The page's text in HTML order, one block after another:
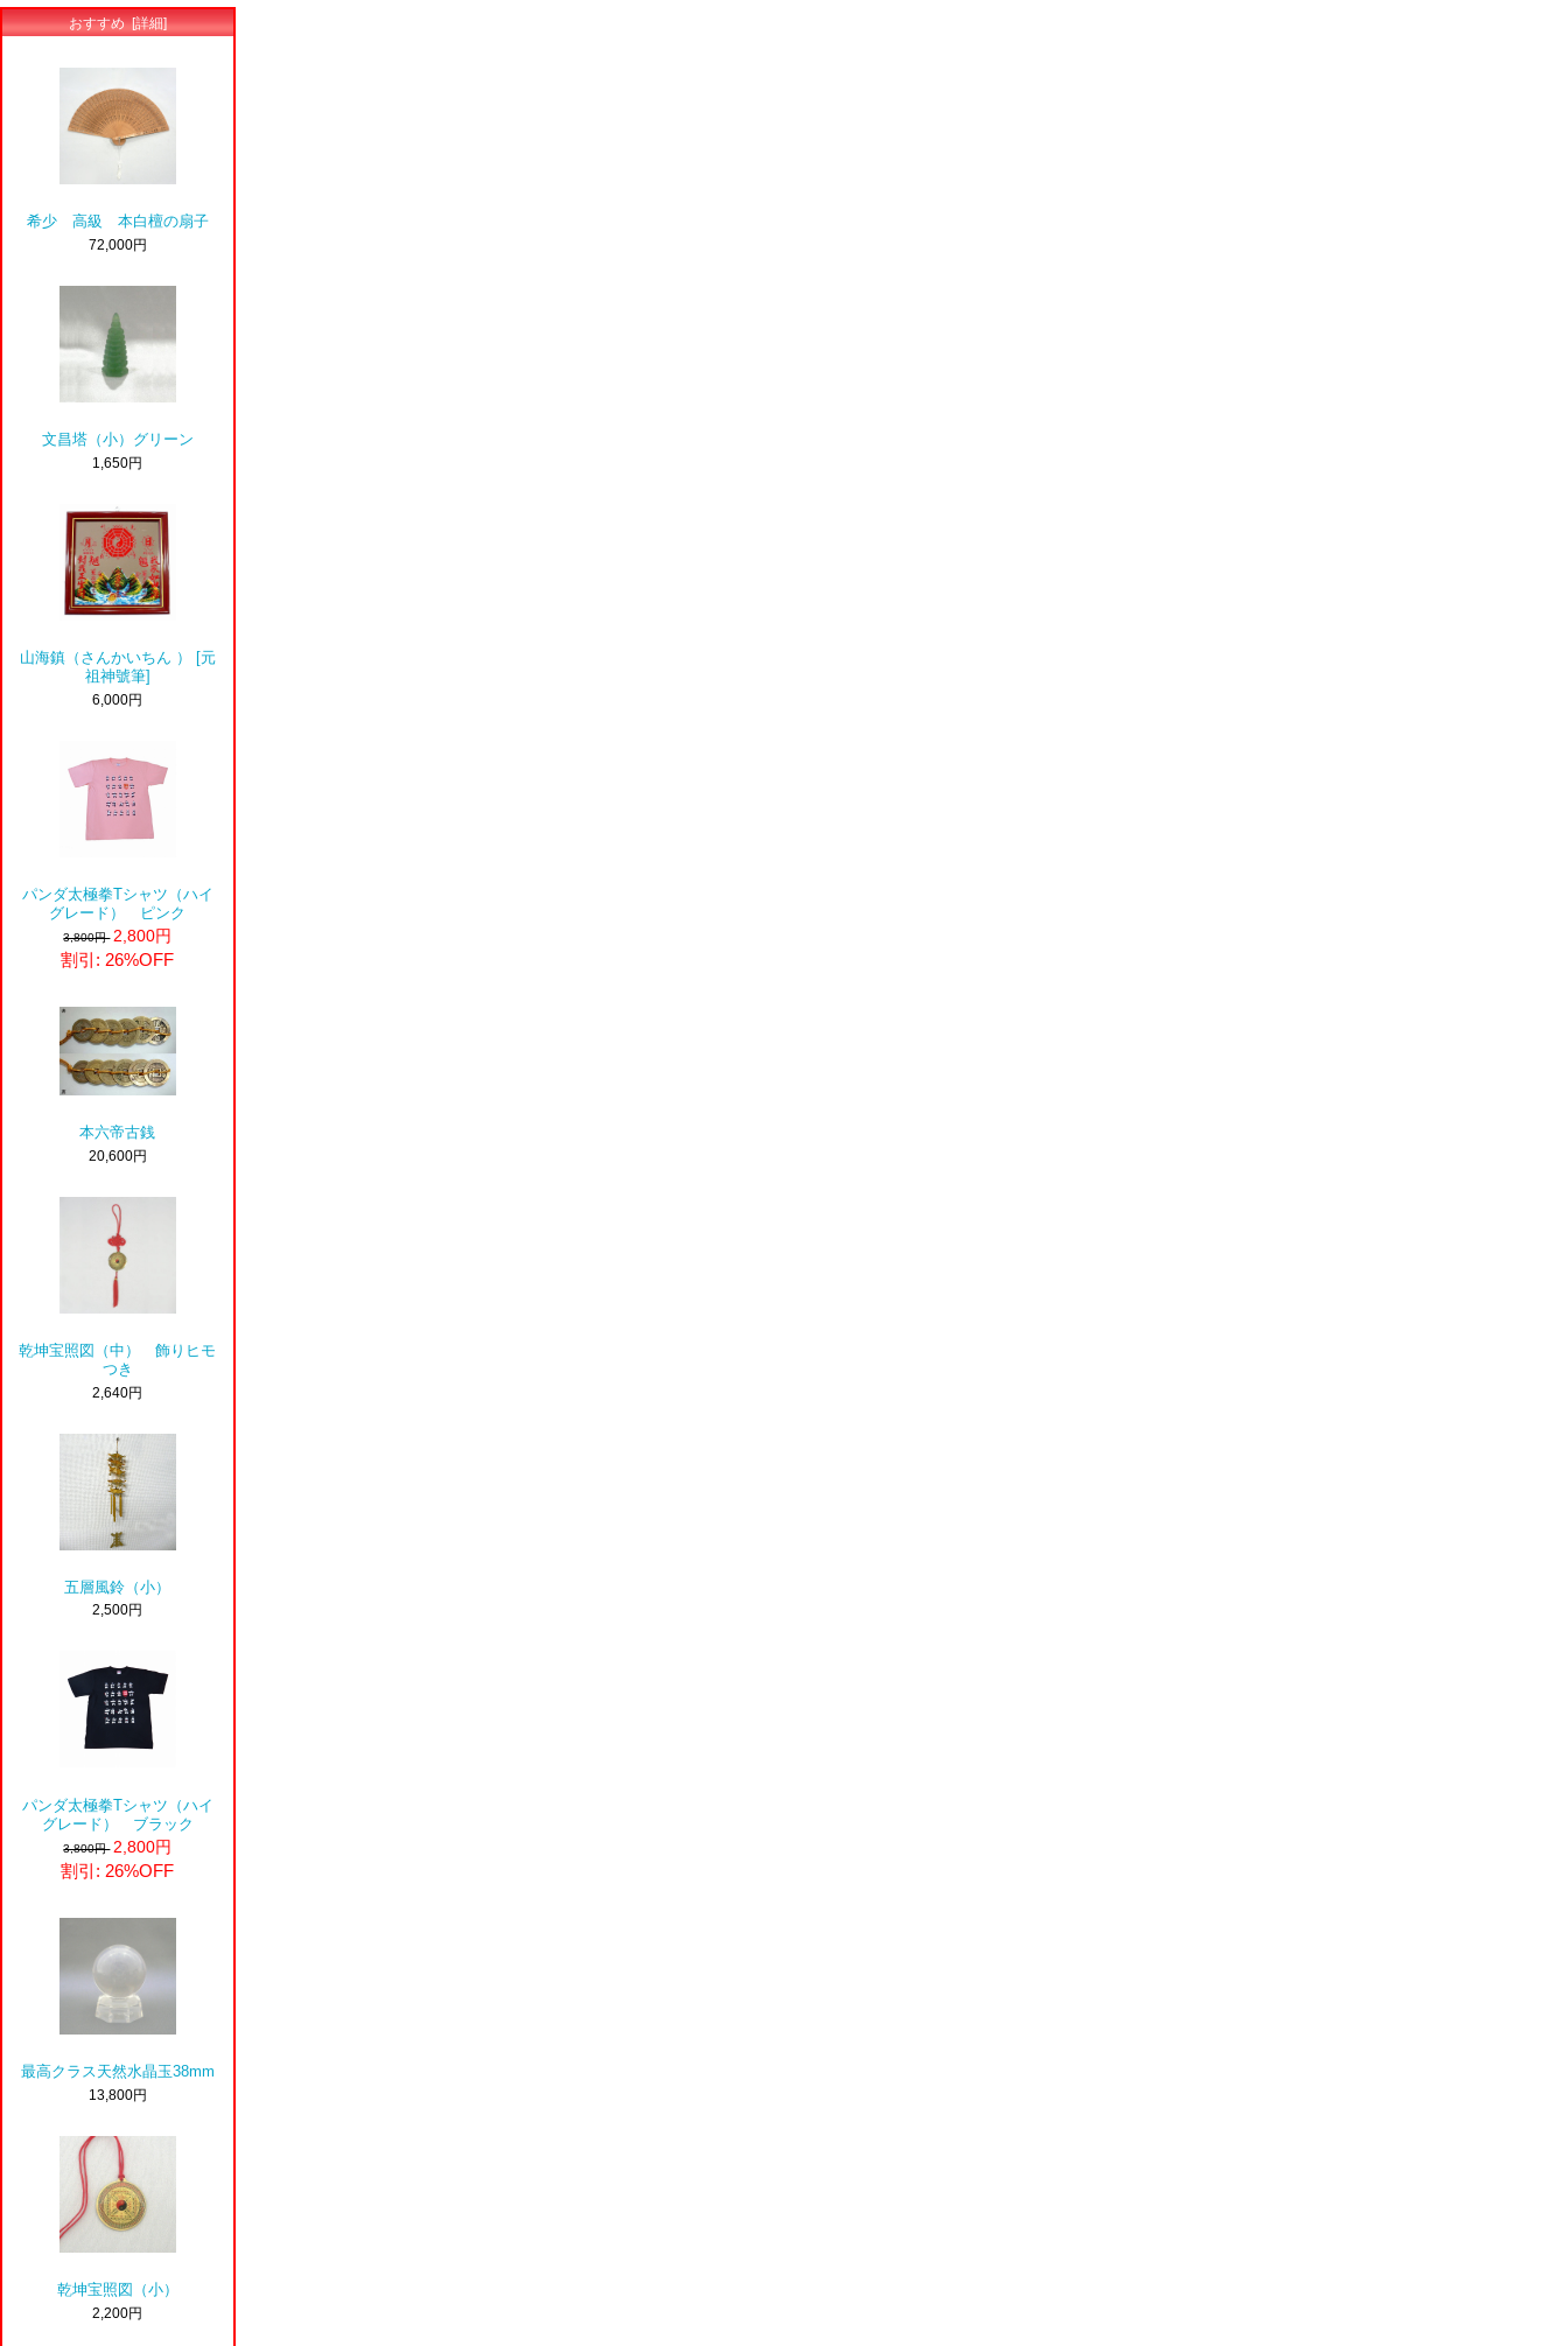
おすすめ [詳細]
希少 高級 本白檀の扇子
72,000円
文昌塔（小）グリーン
1,650円
山海鎮（さんかいちん ） [元
祖神號筆]
6,000円
パンダ太極拳Tシャツ（ハイ
グレード） ピンク
3,800円 2,800円
割引: 26%OFF
本六帝古銭
20,600円
乾坤宝照図（中） 飾りヒモ
つき
2,640円
五層風鈴（小）
2,500円
パンダ太極拳Tシャツ（ハイ
グレード） ブラック
3,800円 2,800円
割引: 26%OFF
最高クラス天然水晶玉38mm
13,800円
乾坤宝照図（小）
2,200円